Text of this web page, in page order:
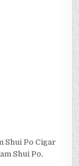
Shui Po Cigar
Shui Po,